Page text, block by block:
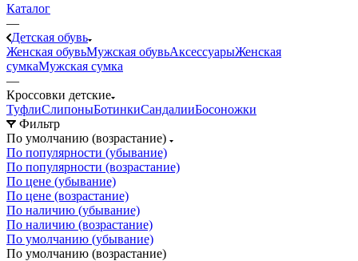
Каталог
—
Детская обувь
Женская обувьМужская обувьАксессуарыЖенская
сумкаМужская сумка
—
Кроссовки детские
ТуфлиСлипоныБотинкиСандалииБосоножки
Фильтр
По умолчанию (возрастание)
По популярности (убывание)
По популярности (возрастание)
По цене (убывание)
По цене (возрастание)
По наличию (убывание)
По наличию (возрастание)
По умолчанию (убывание)
По умолчанию (возрастание)